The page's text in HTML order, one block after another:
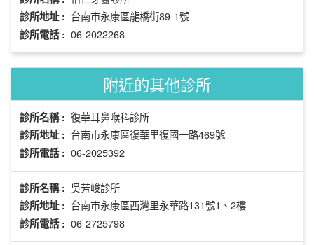
診所地址 : 台南市永康區龍橋街89-1號
診所電話 : 06-2022268
附近的其他診所
診所名稱 : 復華耳鼻喉科診所
診所地址 : 台南市永康區復華里復國一路469號
診所電話 : 06-2025392
診所名稱 : 吳芳峻診所
診所地址 : 台南市永康區西灣里永華路131號1、2樓
診所電話 : 06-2725798